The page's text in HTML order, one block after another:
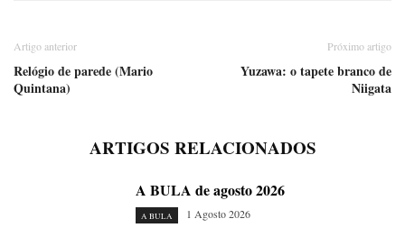
Artigo anterior
Relógio de parede (Mario
Quintana)
Próximo artigo
Yuzawa: o tapete branco de
Niigata
ARTIGOS RELACIONADOS
A BULA de agosto 2026
A BULA 1 Agosto 2026